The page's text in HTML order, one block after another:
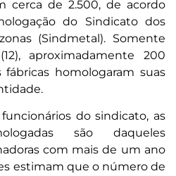
cerca de 2.500, de acordo
do Sindicato dos
(Sindmetal). Somente
aproximadamente 200
homologaram suas
do sindicato, as
são daqueles
com mais de um ano
estimam que o número de